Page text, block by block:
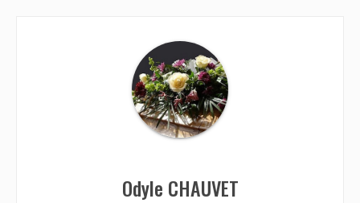
Odyle CHAUVET